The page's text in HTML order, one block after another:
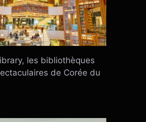
les bibliothèques
de Corée du